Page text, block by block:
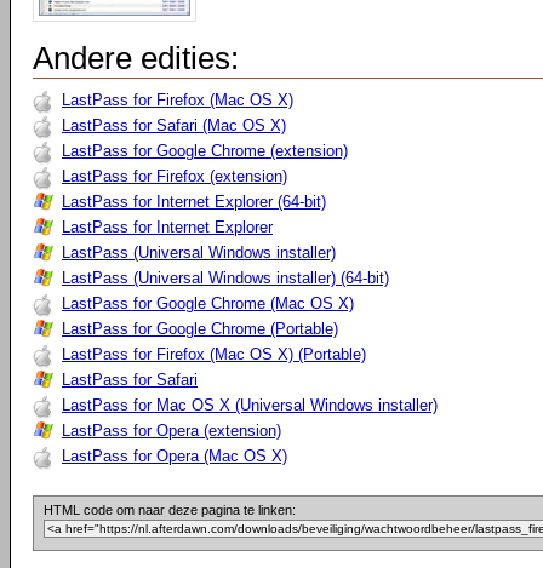
Andere edities:
LastPass for Firefox (Mac OS X)
LastPass for Safari (Mac OS X)
LastPass for Google Chrome (extension)
LastPass for Firefox (extension)
LastPass for Internet Explorer (64-bit)
LastPass for Internet Explorer
LastPass (Universal Windows installer)
LastPass (Universal Windows installer) (64-bit)
LastPass for Google Chrome (Mac OS X)
LastPass for Google Chrome (Portable)
LastPass for Firefox (Mac OS X) (Portable)
LastPass for Safari
LastPass for Mac OS X (Universal Windows installer)
LastPass for Opera (extension)
LastPass for Opera (Mac OS X)
HTML code om naar deze pagina te linken: